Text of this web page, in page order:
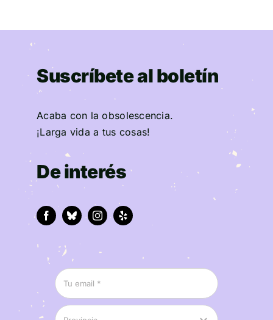
Suscríbete al boletín
Acaba con la obsolescencia.
¡Larga vida a tus cosas!
De interés